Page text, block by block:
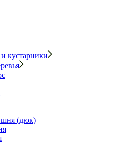
кустарники
(дюк)